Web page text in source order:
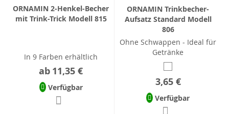
ORNAMIN 2-Henkel-Becher
mit Trink-Trick Modell 815
In 9 Farben erhältlich
ab 11,35 €
Verfügbar
ORNAMIN Trinkbecher-
Aufsatz Standard Modell
806
Ohne Schwappen - Ideal für
Getränke
3,65 €
Verfügbar